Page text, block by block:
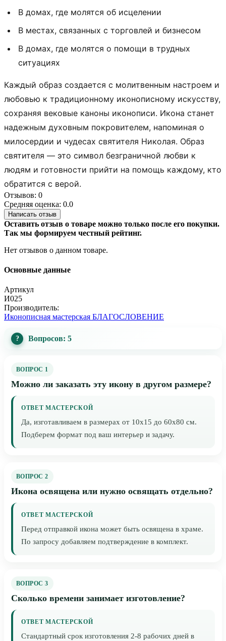
В домах, где молятся об исцелении
В местах, связанных с торговлей и бизнесом
В домах, где молятся о помощи в трудных
ситуациях
Каждый образ создается с молитвенным настроем и
любовью к традиционному иконописному искусству,
сохраняя вековые каноны иконописи. Икона станет
надежным духовным покровителем, напоминая о
милосердии и чудесах святителя Николая. Образ
святителя — это символ безграничной любви к
людям и готовности прийти на помощь каждому, кто
обратится с верой.
Отзывов: 0
Средняя оценка: 0.0
Написать отзыв
Оставить отзыв о товаре можно только после его покупки.
Так мы формируем честный рейтинг.
Нет отзывов о данном товаре.
Основные данные
Артикул
И025
Производитель:
Иконописная мастерская БЛАГОСЛОВЕНИЕ
Вопросов: 5
ВОПРОС 1
Можно ли заказать эту икону в другом размере?
ОТВЕТ МАСТЕРСКОЙ
Да, изготавливаем в размерах от 10x15 до 60x80 см.
Подберем формат под ваш интерьер и задачу.
ВОПРОС 2
Икона освящена или нужно освящать отдельно?
ОТВЕТ МАСТЕРСКОЙ
Перед отправкой икона может быть освящена в храме.
По запросу добавляем подтверждение в комплект.
ВОПРОС 3
Сколько времени занимает изготовление?
ОТВЕТ МАСТЕРСКОЙ
Стандартный срок изготовления 2-8 рабочих дней в